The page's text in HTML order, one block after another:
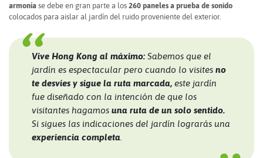
armonía se debe en gran parte a los 260 paneles a prueba de sonido
colocados para aislar al jardín del ruido proveniente del exterior.
Vive Hong Kong al máximo: Sabemos que el
jardín es espectacular pero cuando lo visites no
te desvíes y sigue la ruta marcada, este jardín
fue diseñado con la intención de que los
visitantes hagamos una ruta de un solo sentido.
Si sigues las indicaciones del jardín lograrás una
experiencia completa